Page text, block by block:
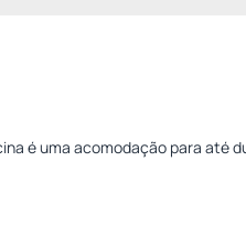
é uma acomodação para até